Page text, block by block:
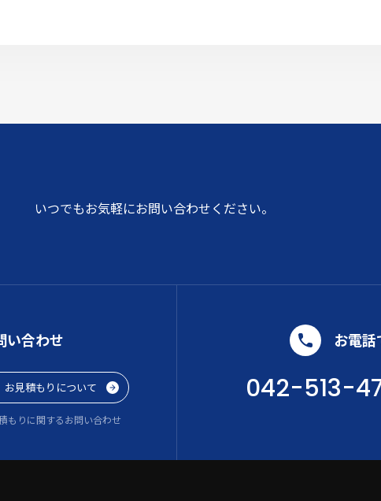
いつでもお気軽にお問い合わせください。
い合わせ
お見積もりについて
もりに関するお問い合わせ
お電話
042-513-